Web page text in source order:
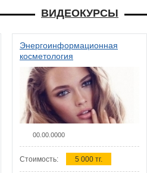
ВИДЕОКУРСЫ
Энергоинформационная
косметология
00.00.0000
Стоимость: 5 000 тг.